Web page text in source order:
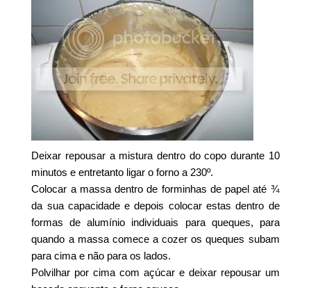
Deixar repousar a mistura dentro do copo durante 10
minutos e entretanto ligar o forno a 230º.
Colocar a massa dentro de forminhas de papel até ¾
da sua capacidade e depois colocar estas dentro de
formas de alumínio individuais para queques, para
quando a massa comece a cozer os queques subam
para cima e não para os lados.
Polvilhar por cima com açúcar e deixar repousar um